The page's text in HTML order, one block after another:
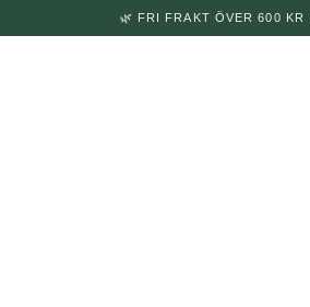
🌿 FRI FRAKT ÖVER 600 KR